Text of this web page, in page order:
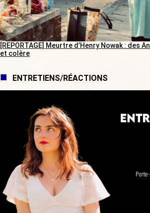
[REPORTAGE] Meurtre d’Henry Nowak : des
et colère
ENTRETIENS/RÉACTIONS